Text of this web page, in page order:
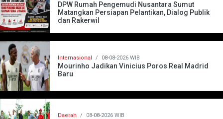
DPW Rumah Pengemudi Nusantara Sumut
Matangkan Persiapan Pelantikan, Dialog Publik
dan Rakerwil
Internasional / 08-08-2026 WIB
Mourinho Jadikan Vinicius Poros Real Madrid
Baru
Daerah / 08-08-2026 WIB